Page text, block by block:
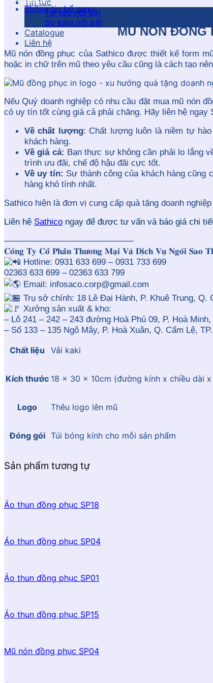
Tin tức
Tin tức nổi bật
Sự kiện nổi bật
Catalogue
Liên hệ
Thông tin bổ sung
MŨ NÓN ĐỒNG
Mũ nón đồng phục của Sathico được thiết kế form
hoặc in chữ trên mũ theo yêu cầu cũng là cách tạo
Nếu Quý doanh nghiệp có nhu cầu đặt mua mũ nón
có uy tín tốt cùng giá cả phải chăng. Hãy liên hệ
Về chất lượng: Chất lượng luôn là niềm tự
khách hàng.
Về giá cả: Bạn thực sự không cần phải lo lắng
trình ưu đãi, chế độ hậu đãi cực tốt.
Về uy tín: Sự thành công của khách hàng cũng
hàng khó tính nhất.
Sathico hiện là đơn vị cung cấp quà tặng doanh
Liên hệ Sathico ngay để được tư vấn và báo giá chi
———————————————
𝐂𝐨̂𝐧𝐠 𝐓𝐲 𝐂𝐨̂̉ 𝐏𝐡𝐚̂̀𝐧 𝐓𝐡𝐮̛𝐨̛𝐧𝐠 𝐌𝐚̣𝐢 𝐕𝐚̀ 𝐃𝐢̣𝐜𝐡 𝐕𝐮̣ 𝐍𝐠𝐨̂𝐢 𝐒𝐚𝐨
Hotline: 0931 633 699 – 0931 733 699
02363 633 699 – 02363 633 799
Email: infosaco.corp@gmail.com
Trụ sở chính: 18 Lê Đại Hành, P. Khuê Trung, Q.
Xưởng sản xuất & kho:
– Lô 241 – 242 – 243 đường Hoà Phú 09, P. Hoà
– Số 133 – 135 Ngô Mây, P. Hoà Xuân, Q. Cẩm Lệ,
Chất liệu Vải kaki
Kích thước 18 x 30 x 10cm (đường kính x chiều dài
Logo Thêu logo lên mũ
Đóng gói Túi bóng kính cho mỗi sản phẩm
Sản phẩm tương tự
Áo thun đồng phục SP18
Áo thun đồng phục SP04
Áo thun đồng phục SP01
Áo thun đồng phục SP15
Mũ nón đồng phục SP04